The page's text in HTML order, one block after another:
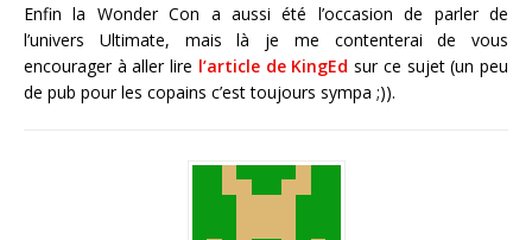
Enfin la Wonder Con a aussi été l’occasion de parler de
l’univers Ultimate, mais là je me contenterai de vous
encourager à aller lire l’article de KingEd sur ce sujet (un peu
de pub pour les copains c’est toujours sympa ;)).